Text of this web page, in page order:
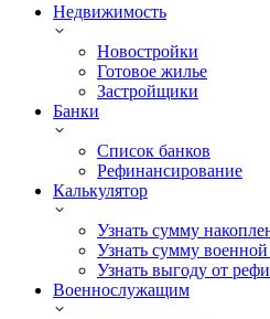
Недвижимость
Новостройки
Готовое жилье
Застройщики
Банки
Список банков
Рефинансирование
Калькулятор
Узнать сумму
Узнать сумму
Узнать выгоду от
Военнослужащим